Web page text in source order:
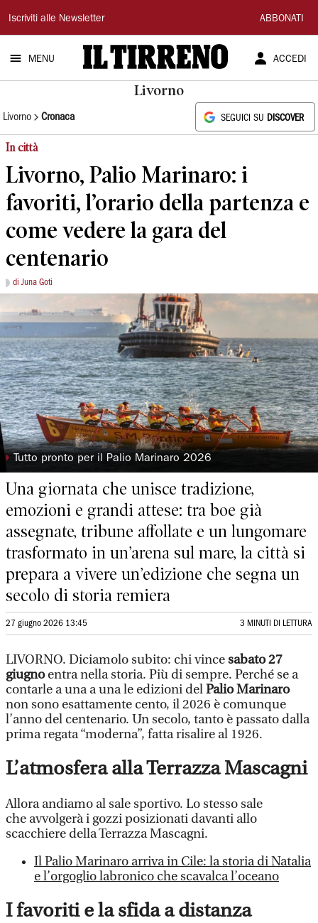
Il
Tirreno
Iscriviti alle Newsletter ABBONATI
MENU ACCEDI
Livorno
Livorno Cronaca SEGUICI SU DISCOVER
In città
Livorno, Palio Marinaro: i
favoriti, l’orario della partenza e
come vedere la gara del
centenario
di Juna Goti
◗ Tutto pronto per il Palio Marinaro 2026
Una giornata che unisce tradizione,
emozioni e grandi attese: tra boe già
assegnate, tribune affollate e un lungomare
trasformato in un’arena sul mare, la città si
prepara a vivere un’edizione che segna un
secolo di storia remiera
27 giugno 2026 13:45 3 MINUTI DI LETTURA
LIVORNO. Diciamolo subito: chi vincesabato 27
giugnoentra nella storia. Più di sempre. Perché se a
contarle a una a una le edizioni delPalio Marinaro
non sono esattamente cento, il 2026 è comunque
l’anno del centenario. Un secolo, tanto è passato dalla
prima regata “moderna”, fatta risalire al 1926.
L’atmosfera alla Terrazza Mascagni
Allora andiamo al sale sportivo. Lo stesso sale
che avvolgerà i gozzi posizionati davanti allo
scacchiere della Terrazza Mascagni.
Il Palio Marinaro arriva in Cile: la storia di Natalia
e l’orgoglio labronico che scavalca l’oceano
I favoriti e la sfida a distanza